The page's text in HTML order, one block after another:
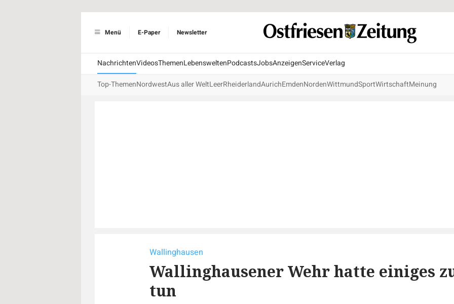
Menü E-Paper Newsletter
NachrichtenVideosThemenLebensweltenPodcastsJobsAnzeigenServiceVerlag
Top-ThemenNordwestAus aller WeltLeerRheiderlandAurichEmdenNordenWittmundSportWirtschaftMeinung
Wallinghausen
Wallinghausener Wehr hatte einiges
tun